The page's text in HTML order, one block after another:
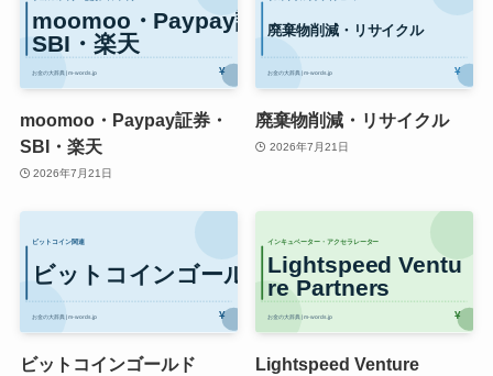
moomoo・Paypay証券・
SBI・楽天
2026年7月21日
廃棄物削減・リサイクル
2026年7月21日
ビットコインゴールド
Lightspeed Venture